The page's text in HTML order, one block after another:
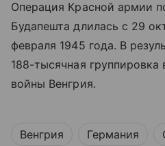
Операция Красной армии
Будапешта длилась с 29
февраля 1945 года. В
188-тысячная группировка
войны Венгрия.
Венгрия Германия